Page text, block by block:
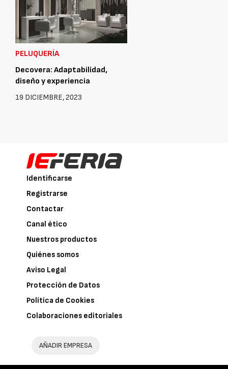
PELUQUERÍA
Decovera: Adaptabilidad,
diseño y experiencia
19 DICIEMBRE, 2023
Identificarse
Registrarse
Contactar
Canal ético
Nuestros productos
Quiénes somos
Aviso Legal
Protección de Datos
Política de Cookies
Colaboraciones editoriales
AÑADIR EMPRESA